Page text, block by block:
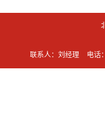
联系人：刘经理 电话